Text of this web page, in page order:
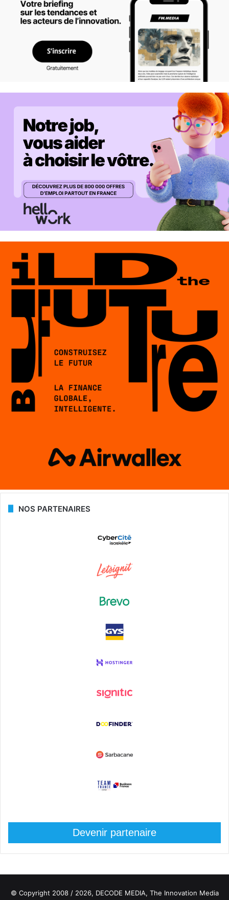
NOS PARTENAIRES
Devenir partenaire
© Copyright 2008 / 2026, DECODE MEDIA, The Innovation Media